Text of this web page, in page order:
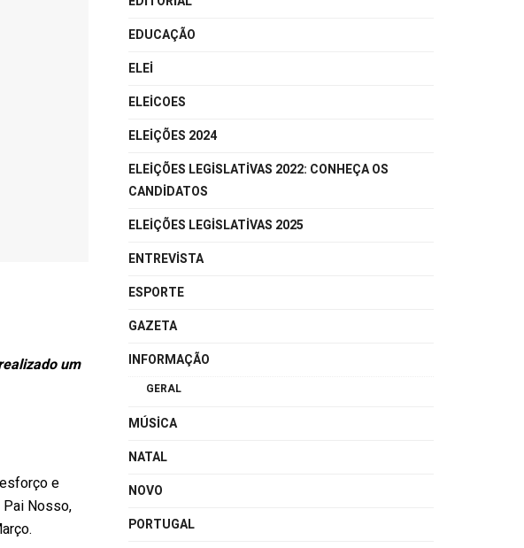
um
e
Pai Nosso,
EDUCAÇÃO
ELEI
ELEICOES
ELEIÇÕES 2024
ELEIÇÕES LEGISLATIVAS 2022: CONHEÇA OS
CANDIDATOS
ELEIÇÕES LEGISLATIVAS 2025
ENTREVISTA
ESPORTE
GAZETA
INFORMAÇÃO
GERAL
MÚSICA
NATAL
NOVO
PORTUGAL